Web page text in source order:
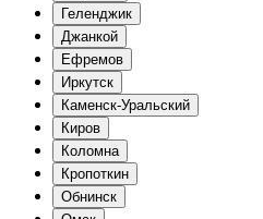
Геленджик
Джанкой
Ефремов
Иркутск
Каменск-Уральский
Киров
Коломна
Кропоткин
Обнинск